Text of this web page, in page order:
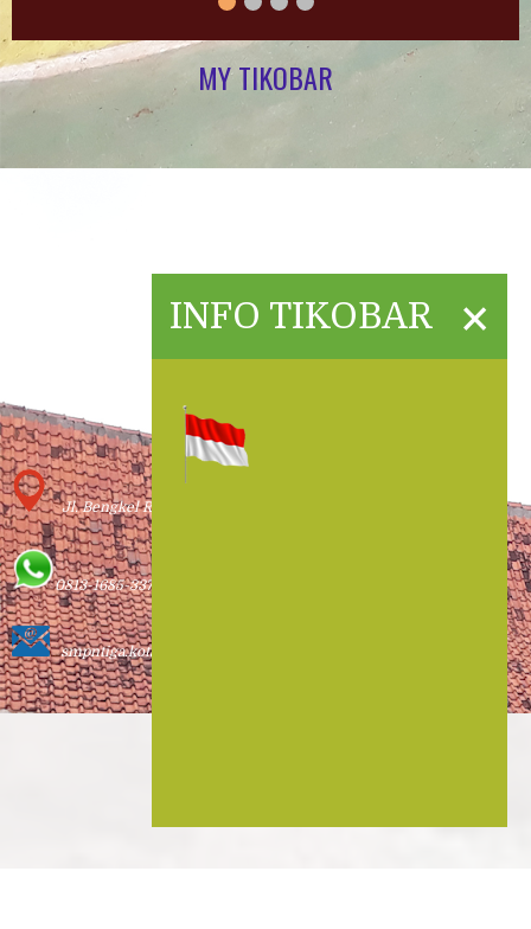
MY TIKOBAR
Contact Us
Jl. Bengkel Remaja Pangulah Baru Kotabaru
0813-1685-3377
smpntiga.kotabaru@yahoo.com
INFO TIKOBAR ×